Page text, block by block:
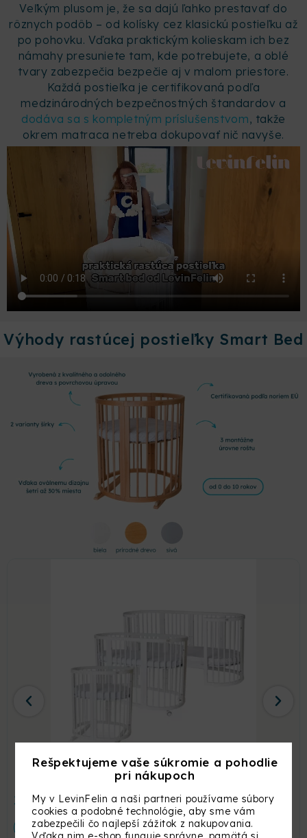
Veľkým plusom je, že sa dajú ľahko prestavať do
rôznych podôb – od kolísky cez klasickú postieľku až
po pohovku. Vďaka praktickým kolieskam ich bez
námahy presuniete tam, kde potrebujete, a oblé
tvary zabezpečia bezpečie aj v malom priestore.
Každá postieľka je certifikovaná podľa
medzinárodných bezpečnostných štandardov a
dodáva sa s kompletným príslušenstvom, takže
okrem matraca netreba dokupovať nič navyše.
Výhody rastúcej postieľky Smart Bed
Detská rastúca postieľka SMART BED – biela
399,00€
ZOBRAZIŤ
Rešpektujeme vaše súkromie a pohodlie
pri nákupoch
My v LevinFelin a naši partneri používame súbory
cookies a podobné technológie, aby sme vám
zabezpečili čo najlepší zážitok z nakupovania.